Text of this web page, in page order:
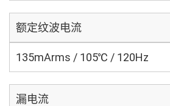
额定纹波电流
135mArms / 105℃ / 120Hz
漏电流